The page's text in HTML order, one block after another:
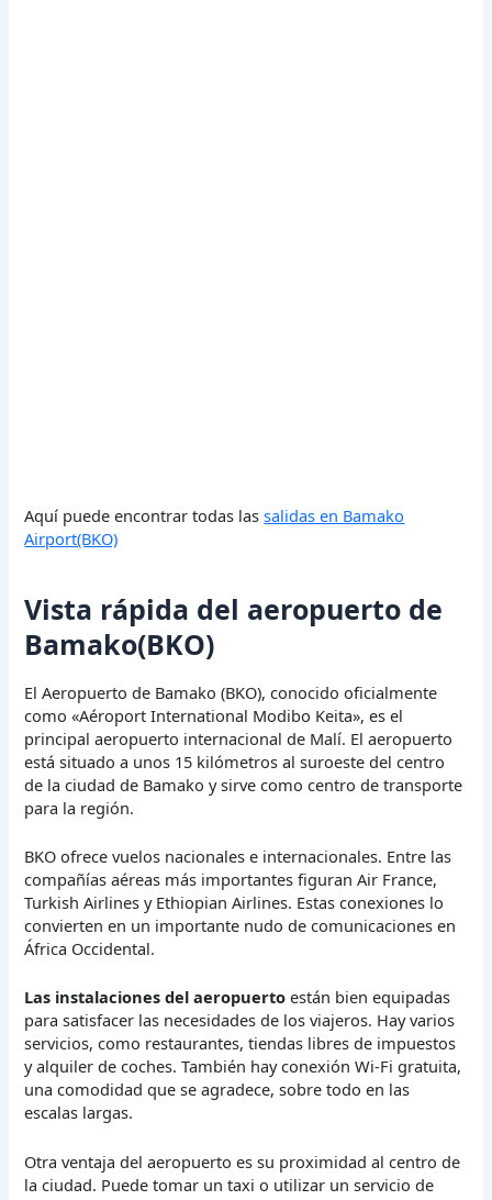
Aquí puede encontrar todas lassalidas en Bamako
Airport(BKO)
Vista rápida del aeropuerto de
Bamako(BKO)
El Aeropuerto de Bamako (BKO), conocido oficialmente
como «Aéroport International Modibo Keita», es el
principal aeropuerto internacional de Malí. El aeropuerto
está situado a unos 15 kilómetros al suroeste del centro
de la ciudad de Bamako y sirve como centro de transporte
para la región.
BKO ofrece vuelos nacionales e internacionales. Entre las
compañías aéreas más importantes figuran Air France,
Turkish Airlines y Ethiopian Airlines. Estas conexiones lo
convierten en un importante nudo de comunicaciones en
África Occidental.
Las instalaciones del aeropuerto están bien equipadas
para satisfacer las necesidades de los viajeros. Hay varios
servicios, como restaurantes, tiendas libres de impuestos
y alquiler de coches. También hay conexión Wi-Fi gratuita,
una comodidad que se agradece, sobre todo en las
escalas largas.
Otra ventaja del aeropuerto es su proximidad al centro de
la ciudad. Puede tomar un taxi o utilizar un servicio de